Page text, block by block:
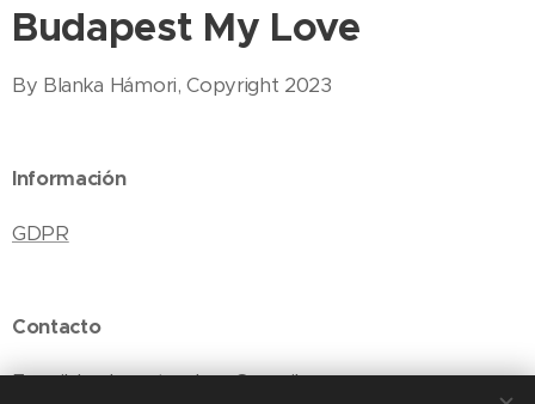
Budapest My Love
By Blanka Hámori, Copyright 2023
Información
GDPR
Contacto
E-mail: budapestmylove@gmail.com